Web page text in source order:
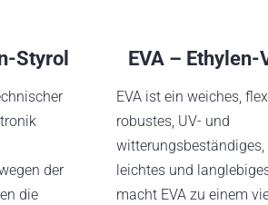
Styrol
der
die
EVA –
EVA ist ein weiches,
robustes, UV- und
witterungsbeständiges,
leichtes und
macht EVA zu einem